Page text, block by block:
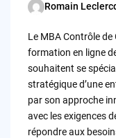
Posted
Romain
Le MBA Contrôle
formation en ligne
souhaitent se
stratégique d’une
par son approche
avec les exigences
répondre aux